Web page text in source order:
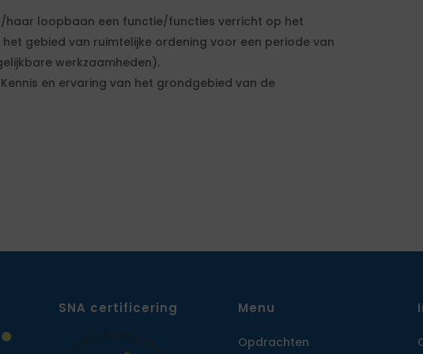
haar loopbaan een functie/functies verricht op het
gebied van ruimtelijke ordening voor een periode van
werkzaamheden).
en ervaring van het grondgebied van de
SNA certificering Menu
Opdrachten